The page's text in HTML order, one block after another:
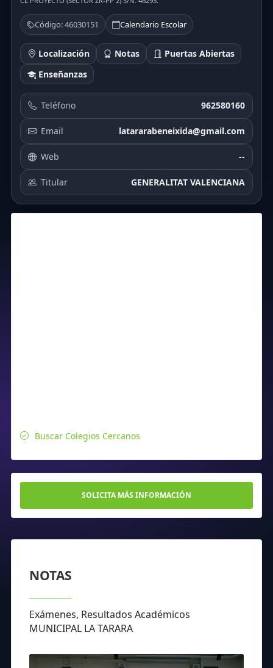
Código: 46030151 Calendario Escolar
Localización Notas
Puertas Abiertas
Enseñanzas
Teléfono 962580160
Email latararabeneixida@gmail.com
Web --
Titular GENERALITAT VALENCIANA
Buscar Colegios Cercanos
SOLICITA MÁS INFORMACIÓN
NOTAS
Exámenes, Resultados Académicos
MUNICIPAL LA TARARA